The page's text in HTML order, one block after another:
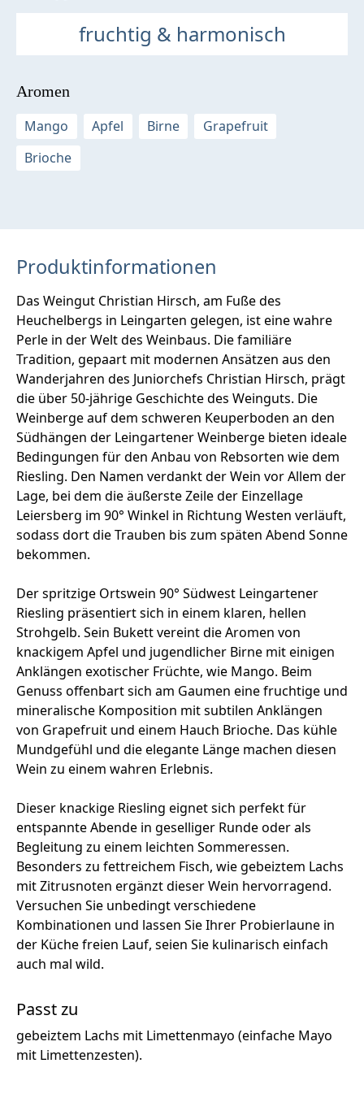
fruchtig & harmonisch
Aromen
Mango
Apfel Birne
Grapefruit
Brioche
Produktinformationen
Das Weingut Christian Hirsch, am Fuße des
Heuchelbergs in Leingarten gelegen, ist eine wahre
Perle in der Welt des Weinbaus. Die familiäre
Tradition, gepaart mit modernen Ansätzen aus den
Wanderjahren des Juniorchefs Christian Hirsch, prägt
die über 50-jährige Geschichte des Weinguts. Die
Weinberge auf dem schweren Keuperboden an den
Südhängen der Leingartener Weinberge bieten ideale
Bedingungen für den Anbau von Rebsorten wie dem
Riesling. Den Namen verdankt der Wein vor Allem der
Lage, bei dem die äußerste Zeile der Einzellage
Leiersberg im 90° Winkel in Richtung Westen verläuft,
sodass dort die Trauben bis zum späten Abend Sonne
bekommen.
Der spritzige Ortswein 90° Südwest Leingartener
Riesling präsentiert sich in einem klaren, hellen
Strohgelb. Sein Bukett vereint die Aromen von
knackigem Apfel und jugendlicher Birne mit einigen
Anklängen exotischer Früchte, wie Mango. Beim
Genuss offenbart sich am Gaumen eine fruchtige und
mineralische Komposition mit subtilen Anklängen
von Grapefruit und einem Hauch Brioche. Das kühle
Mundgefühl und die elegante Länge machen diesen
Wein zu einem wahren Erlebnis.
Dieser knackige Riesling eignet sich perfekt für
entspannte Abende in geselliger Runde oder als
Begleitung zu einem leichten Sommeressen.
Besonders zu fettreichem Fisch, wie gebeiztem Lachs
mit Zitrusnoten ergänzt dieser Wein hervorragend.
Versuchen Sie unbedingt verschiedene
Kombinationen und lassen Sie Ihrer Probierlaune in
der Küche freien Lauf, seien Sie kulinarisch einfach
auch mal wild.
Passt zu
gebeiztem Lachs mit Limettenmayo (einfache Mayo
mit Limettenzesten).